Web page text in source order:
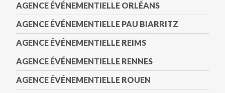
AGENCE ÉVÉNEMENTIELLE ORLÉANS
AGENCE ÉVÉNEMENTIELLE PAU BIARRITZ
AGENCE ÉVÉNEMENTIELLE REIMS
AGENCE ÉVÉNEMENTIELLE RENNES
AGENCE ÉVÉNEMENTIELLE ROUEN